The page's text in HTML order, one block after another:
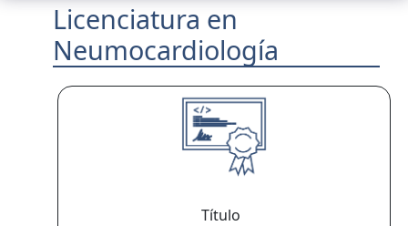
Licenciatura en
Neumocardiología
Título